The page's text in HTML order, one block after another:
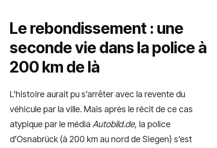
Le rebondissement : une
seconde vie dans la police à
200 km de là
L’histoire aurait pu s’arrêter avec la revente du
véhicule par la ville. Mais après le récit de ce cas
atypique par le média Autobild.de, la police
d’Osnabrück (à 200 km au nord de Siegen) s’est